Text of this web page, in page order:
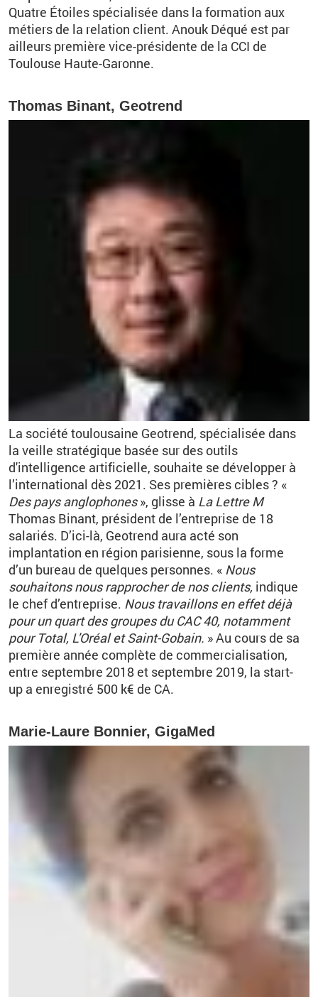
Quatre Étoiles spécialisée dans la formation aux
métiers de la relation client. Anouk Déqué est par
ailleurs première vice-présidente de la CCI de
Toulouse Haute-Garonne.
Thomas Binant, Geotrend
La société toulousaine Geotrend, spécialisée dans
la veille stratégique basée sur des outils
d'intelligence artificielle, souhaite se développer à
l’international dès 2021. Ses premières cibles ? «
Des pays anglophones», glisse à La Lettre M
Thomas Binant, président de l’entreprise de 18
salariés. D’ici-là, Geotrend aura acté son
implantation en région parisienne, sous la forme
d’un bureau de quelques personnes. « Nous
souhaitons nous rapprocher de nos clients, indique
le chef d’entreprise. Nous travaillons en effet déjà
pour un quart des groupes du CAC 40, notamment
pour Total, L'Oréal et Saint-Gobain. » Au cours de sa
première année complète de commercialisation,
entre septembre 2018 et septembre 2019, la start-
up a enregistré 500 k€ de CA.
Marie-Laure Bonnier, GigaMed